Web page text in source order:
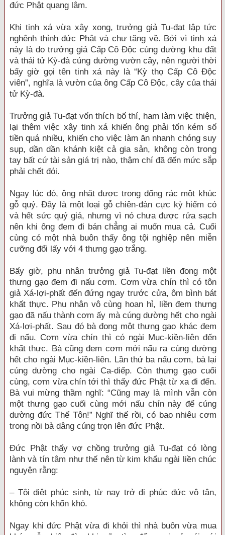
đức Phật quang lâm.
Khi tinh xá vừa xây xong, trưởng giả Tu-đạt lập tức
nghênh thỉnh đức Phật và chư tăng về. Bởi vì tinh xá
này là do trưởng giả Cấp Cô Độc cúng dường khu đất
và thái tử Kỳ-đà cúng dường vườn cây, nên người thời
bấy giờ gọi tên tinh xá này là “Kỳ thọ Cấp Cô Độc
viên”, nghĩa là vườn của ông Cấp Cô Độc, cây của thái
tử Kỳ-đà.
Trưởng giả Tu-đạt vốn thích bố thí, ham làm việc thiện,
lại thêm việc xây tinh xá khiến ông phải tốn kém số
tiền quá nhiều, khiến cho việc làm ăn nhanh chóng suy
sụp, dần dần khánh kiệt cả gia sản, không còn trong
tay bất cứ tài sản giá trị nào, thậm chí đã đến mức sắp
phải chết đói.
Ngay lúc đó, ông nhặt được trong đống rác một khúc
gỗ quý. Đây là một loại gỗ chiên-đàn cực kỳ hiếm có
và hết sức quý giá, nhưng vì nó chưa được rửa sạch
nên khi ông đem đi bán chẳng ai muốn mua cả. Cuối
cùng có một nhà buôn thấy ông tội nghiệp nên miễn
cưỡng đổi lấy với 4 thưng gạo trắng.
Bấy giờ, phu nhân trưởng giả Tu-đạt liền đong một
thưng gạo đem đi nấu cơm. Cơm vừa chín thì có tôn
giả Xá-lợi-phất đến đứng ngay trước cửa, ôm bình bát
khất thực. Phu nhân vô cùng hoan hỉ, liền đem thưng
gạo đã nấu thành cơm ấy mà cúng dường hết cho ngài
Xá-lợi-phất. Sau đó bà đong một thưng gạo khác đem
đi nấu. Cơm vừa chín thì có ngài Mục-kiền-liên đến
khất thực. Bà cũng đem cơm mới nấu ra cúng dường
hết cho ngài Mục-kiền-liên. Lần thứ ba nấu cơm, bà lại
cúng dường cho ngài Ca-diếp. Còn thưng gạo cuối
cùng, cơm vừa chín tới thì thấy đức Phật từ xa đi đến.
Bà vui mừng thầm nghĩ: “Cũng may là mình vẫn còn
một thưng gạo cuối cùng mới nấu chín này để cúng
dường đức Thế Tôn!” Nghĩ thế rồi, có bao nhiêu cơm
trong nồi bà dâng cúng trọn lên đức Phật.
Đức Phật thấy vợ chồng trưởng giả Tu-đạt có lòng
lành và tín tâm như thế nên từ kim khẩu ngài liền chúc
nguyện rằng:
– Tội diệt phúc sinh, từ nay trở đi phúc đức vô tận,
không còn khốn khó.
Ngay khi đức Phật vừa đi khỏi thì nhà buôn vừa mua